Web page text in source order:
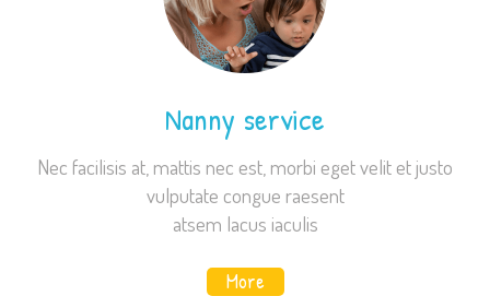
Nanny service
Nec facilisis at, mattis nec est, morbi eget velit et justo
vulputate congue raesent
atsem lacus iaculis
More